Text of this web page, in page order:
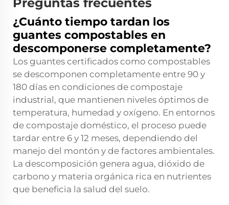
¿Cuánto tiempo tardan los
guantes compostables en
descomponerse completamente?
Los guantes certificados como compostables
se descomponen completamente entre 90 y
180 días en condiciones de compostaje
industrial, que mantienen niveles óptimos de
temperatura, humedad y oxígeno. En entornos
de compostaje doméstico, el proceso puede
tardar entre 6 y 12 meses, dependiendo del
manejo del montón y de factores ambientales.
La descomposición genera agua, dióxido de
carbono y materia orgánica rica en nutrientes
que beneficia la salud del suelo.